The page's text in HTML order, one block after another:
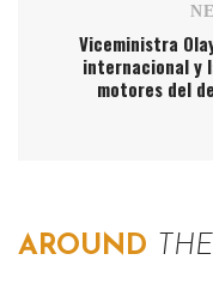
Viceministra
internacional y
motores del
AROUND